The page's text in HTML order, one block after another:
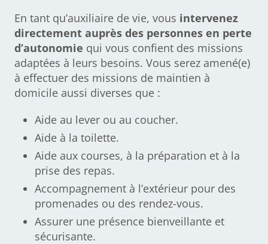
En tant qu’auxiliaire de vie, vous intervenez
directement auprès des personnes en perte
d’autonomie qui vous confient des missions
adaptées à leurs besoins. Vous serez amené(e)
à effectuer des missions de maintien à
domicile aussi diverses que :
Aide au lever ou au coucher.
Aide à la toilette.
Aide aux courses, à la préparation et à la
prise des repas.
Accompagnement à l’extérieur pour des
promenades ou des rendez-vous.
Assurer une présence bienveillante et
sécurisante.